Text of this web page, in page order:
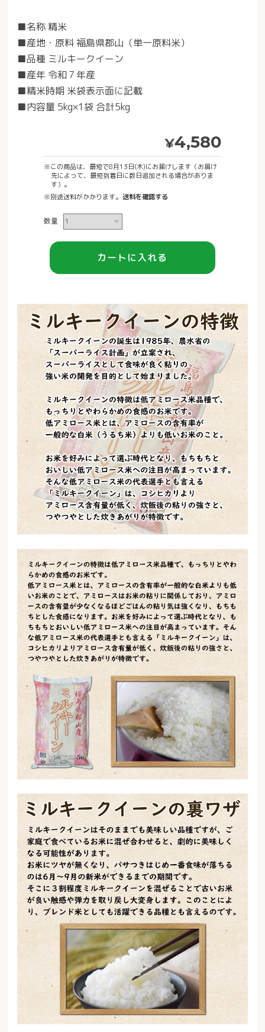
■名称 精米
■産地・原料 福島県郡山（単一原料米）
■品種 ミルキークイーン
■産年 令和７年産
■精米時期 米袋表示面に記載
■内容量 5kg×1袋 合計5kg
¥4,580
※この商品は、最短で8月13日(木)にお届けします（お届け
先によって、最短到着日に数日追加される場合がありま
す）。
※別途送料がかかります。 送料を確認する
数量
カートに入れる